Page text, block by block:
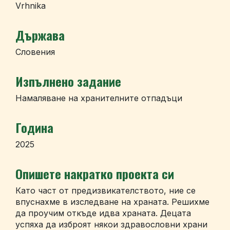
Vrhnika
Държава
Словения
Изпълнено задание
Намаляване на хранителните отпадъци
Година
2025
Опишете накратко проекта си
Като част от предизвикателството, ние се
впуснахме в изследване на храната. Решихме
да проучим откъде идва храната. Децата
успяха да изброят някои здравословни храни